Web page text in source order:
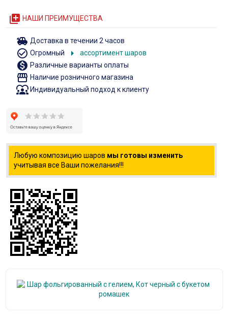
queue НАШИ ПРЕИМУЩЕСТВА
toys Доставка в течении 2 часов
check_circle_outline Огромный arrow_right ассортимент шаров
monetization_on Различные варианты оплаты
storefront Наличие розничного магазина
diversity_1Индивидуальный подход к клиенту
Любую композицию шаров мы готовы изменить
учитывая все Ваши пожелания!!!